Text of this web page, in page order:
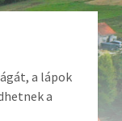
a lápok
a